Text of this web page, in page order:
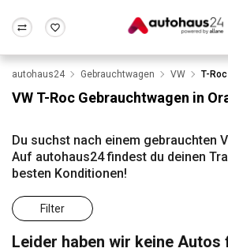
Wir bewerten dein Auto
Alle Fragen &
Rund um die
Frankfurt Wuppertal
autohaus24 Gebrauchtwagen VW T-Roc
VW T-Roc Gebrauchtwagen in
Du suchst nach einem gebrauchten
Auf autohaus24 findest du deinen
besten Konditionen!
Filter
Leider haben wir keine Autos